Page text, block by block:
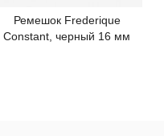
Ремешок Frederique
Constant, черный 16 мм